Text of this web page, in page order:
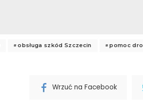
obsługa szkód Szczecin pomoc
Wrzuć na Facebook